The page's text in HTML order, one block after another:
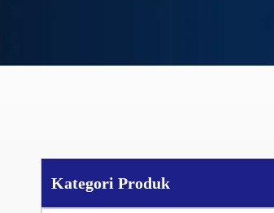
Kategori Produk